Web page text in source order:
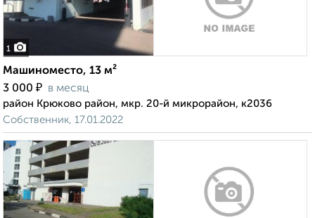
1
Машиноместо, 13 м²
3 000 ₽ в месяц
район Крюково район, мкр. 20-й микрорайон, к2036
Собственник, 17.01.2022